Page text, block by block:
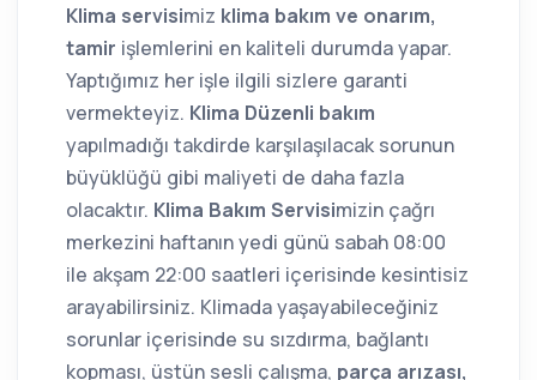
Klima servisimiz klima bakım ve onarım,
tamir işlemlerini en kaliteli durumda yapar.
Yaptığımız her işle ilgili sizlere garanti
vermekteyiz. Klima Düzenli bakım
yapılmadığı takdirde karşılaşılacak sorunun
büyüklüğü gibi maliyeti de daha fazla
olacaktır. Klima Bakım Servisimizin çağrı
merkezini haftanın yedi günü sabah 08:00
ile akşam 22:00 saatleri içerisinde kesintisiz
arayabilirsiniz. Klimada yaşayabileceğiniz
sorunlar içerisinde su sızdırma, bağlantı
kopması, üstün sesli çalışma, parça arızası,